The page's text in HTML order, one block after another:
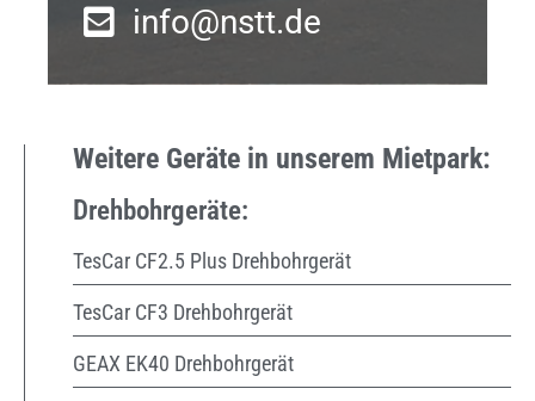
info@nstt.de
Weitere Geräte in unserem Mietpark:
Drehbohrgeräte:
TesCar CF2.5 Plus Drehbohrgerät
TesCar CF3 Drehbohrgerät
GEAX EK40 Drehbohrgerät